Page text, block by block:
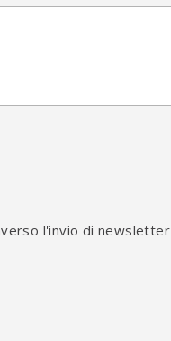
l'invio di newsletter